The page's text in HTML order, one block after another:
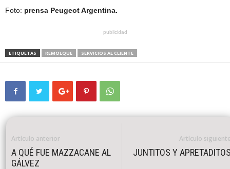
Foto: prensa Peugeot Argentina.
publicidad
ETIQUETAS REMOLQUE SERVICIOS AL CLIENTE
Artículo anterior
A QUÉ FUE MAZZACANE AL
GÁLVEZ
Artículo
JUNTITOS Y